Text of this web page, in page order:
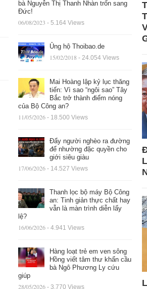
bà Nguyễn Thị Thanh Nhàn trốn sang
Đức!
06/08/2023 - 5.164 Views
Ủng hộ Thoibao.de
15/02/2018 - 24.054 Views
Mai Hoàng lập kỷ lục thăng
tiến: Vì sao “ngôi sao” Tây
Bắc trở thành điểm nóng
của Bộ Công an?
11/05/2026 - 18.500 Views
Đẩy người nghèo ra đường
để nhường đặc quyền cho
giới siêu giàu
17/06/2026 - 14.527 Views
Thanh lọc bộ máy Bộ Công
an: Tinh giản thực chất hay
vẫn là màn trình diễn lấy
lệ?
16/06/2026 - 4.941 Views
Hàng loạt trẻ em ven sông
Hồng viết tâm thư khẩn cầu
bà Ngô Phương Ly cứu
giúp
28/05/2026 - 3.770 Views